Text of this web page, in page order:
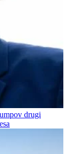
drugi